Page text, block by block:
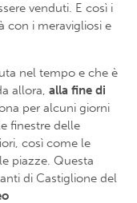
venduti. E così i
con i meravigliosi e
nel tempo e che è
allora, alla fine di
per alcuni giorni
finestre delle
così come le
piazze. Questa
di Castiglione del